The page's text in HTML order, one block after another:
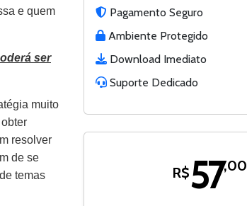
e quem
ser
muito
resolver
de se
temas
Pagamento Seguro
Ambiente Protegido
Download Imediato
Suporte Dedicado
R$57,00